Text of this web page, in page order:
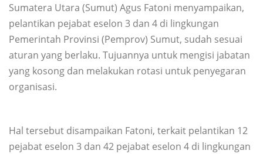
Sumatera Utara (Sumut) Agus Fatoni menyampaikan,
pelantikan pejabat eselon 3 dan 4 di lingkungan
Pemerintah Provinsi (Pemprov) Sumut, sudah sesuai
aturan yang berlaku. Tujuannya untuk mengisi jabatan
yang kosong dan melakukan rotasi untuk penyegaran
organisasi.
Hal tersebut disampaikan Fatoni, terkait pelantikan 12
pejabat eselon 3 dan 42 pejabat eselon 4 di lingkungan